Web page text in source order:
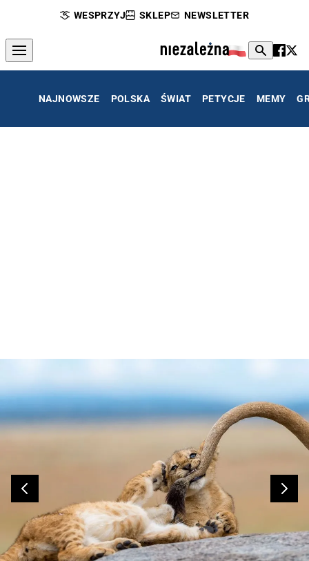
WESPRZYJ SKLEP NEWSLETTER
NAJNOWSZE POLSKA ŚWIAT PETYCJE MEMY